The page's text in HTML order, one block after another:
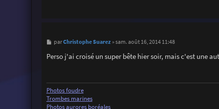
M
s
s
parChristophe Suarez»sam. août 16, 2014 11:48
Perso j'ai croisé un super bête hier soir, mais c'est une
Photos foudre
Trombes marines
Photos aurores boréales